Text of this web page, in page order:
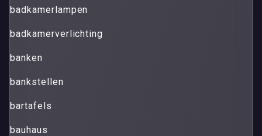
badkamerlampen
badkamerverlichting
banken
bankstellen
bartafels
bauhaus